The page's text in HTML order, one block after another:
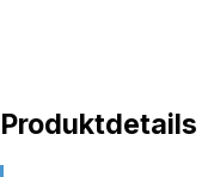
Produktdetails